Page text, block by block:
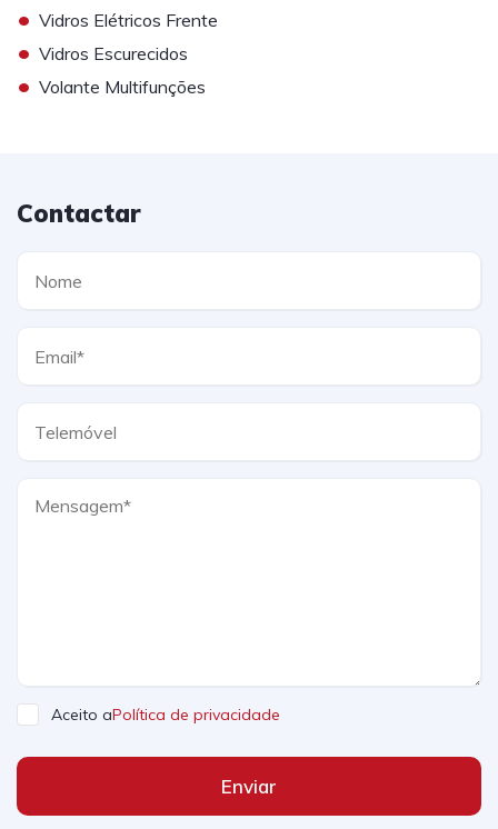
• Vidros Elétricos Frente
• Vidros Escurecidos
• Volante Multifunções
Contactar
Aceito aPolítica de privacidade
Enviar